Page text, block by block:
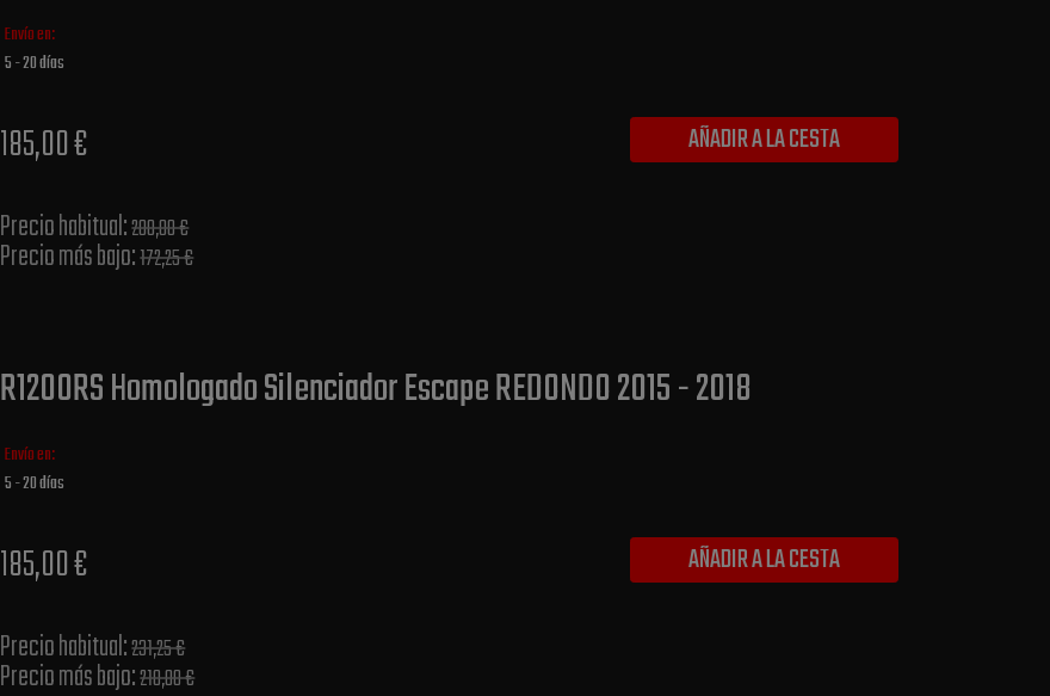
Envío en:
5 - 20 días
185,00 €
Precio habitual​:200,00 €
Precio más bajo​:172,25 €
AÑADIR A LA CESTA
R1200RS Homologado Silenciador Escape REDONDO 2015 - 2018
Envío en:
5 - 20 días
185,00 €
Precio habitual​:231,25 €
Precio más bajo​:210,00 €
AÑADIR A LA CESTA